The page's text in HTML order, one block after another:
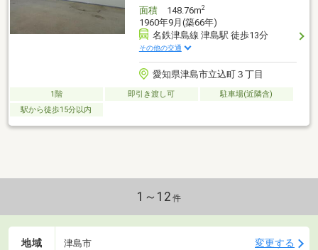
面積148.76m2
1960年9月(築66年)
名鉄津島線 津島駅 徒歩13分
その他の交通
愛知県津島市立込町３丁目
1階 即引き渡し可
駐車場(近隣含)
駅から徒歩15分以内
1～12 件
地域 津島市 変更する